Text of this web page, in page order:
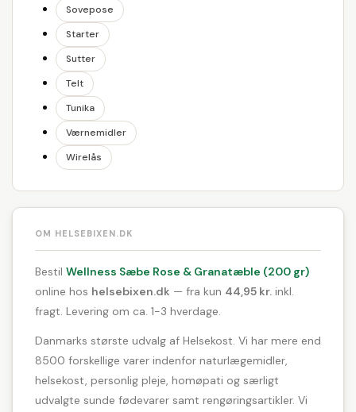
Sovepose
Starter
Sutter
Telt
Tunika
Værnemidler
Wirelås
OM HELSEBIXEN.DK
Bestil Wellness Sæbe Rose & Granatæble (200 gr)
online hos helsebixen.dk — fra kun 44,95 kr. inkl.
fragt. Levering om ca. 1-3 hverdage.
Danmarks største udvalg af Helsekost. Vi har mere end
8500 forskellige varer indenfor naturlægemidler,
helsekost, personlig pleje, homøpati og særligt
udvalgte sunde fødevarer samt rengøringsartikler. Vi